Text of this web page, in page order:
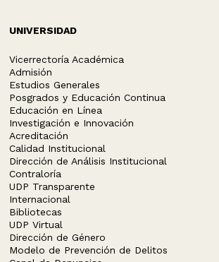
UNIVERSIDAD
Vicerrectoría Académica
Admisión
Estudios Generales
Posgrados y Educación Continua
Educación en Línea
Investigación e Innovación
Acreditación
Calidad Institucional
Dirección de Análisis Institucional
Contraloría
UDP Transparente
Internacional
Bibliotecas
UDP Virtual
Dirección de Género
Modelo de Prevención de Delitos